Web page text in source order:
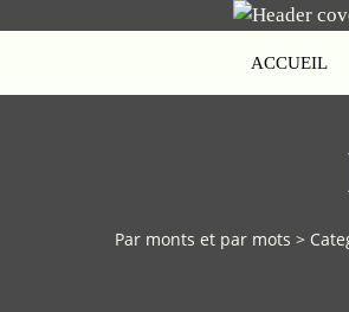
ACCUEIL
Par monts et par mots >